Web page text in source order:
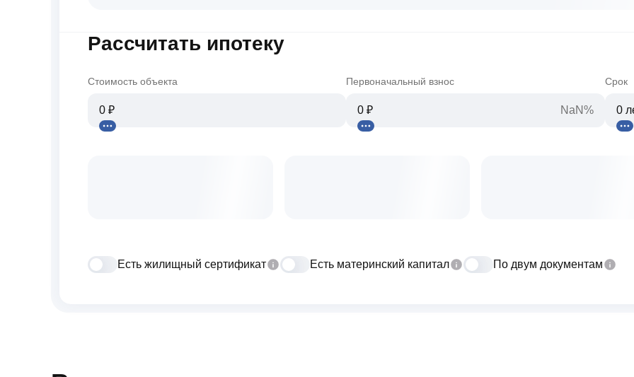
Рассчитать ипотеку
Стоимость объекта Первоначальный взнос
NaN%
Срок
Есть жилищный сертификат Есть материнский капитал По двум документам